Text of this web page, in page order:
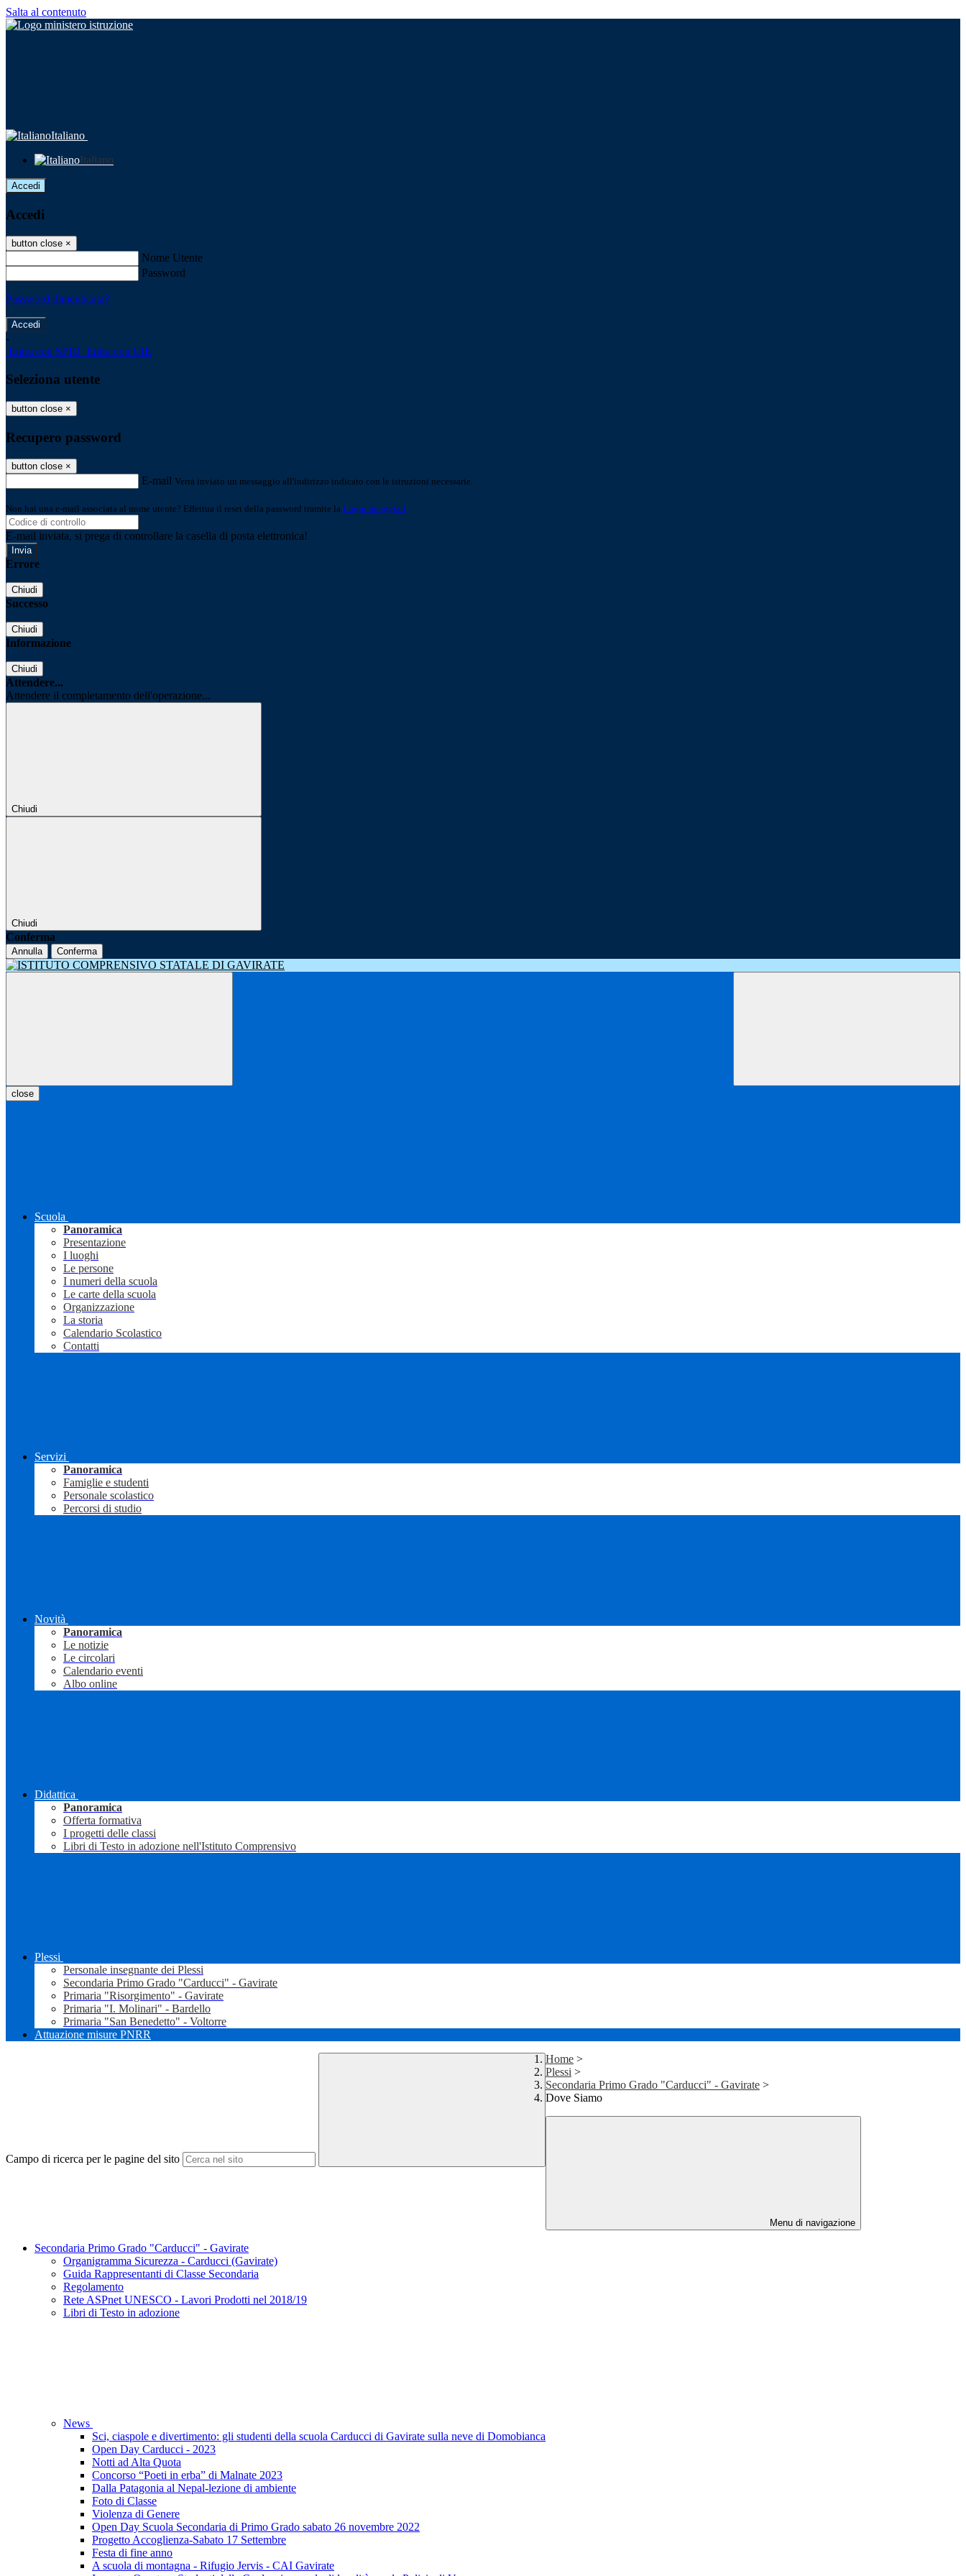
Salta al contenuto
Italiano
Italiano
Accedi
Accedi
button close ×
Nome Utente
Password
Password dimenticata?
-
Entra con SPID Entra con CIE
Seleziona utente
button close ×
Recupero password
button close ×
E-mail Verrà inviato un messaggio all'indirizzo indicato con le istruzioni necessarie.
Non hai una e-mail associata al nome utente? Effettua il reset della password tramite la Login Spaggiari
E-mail inviata, si prega di controllare la casella di posta elettronica!
Errore
Chiudi
Successo
Chiudi
Informazione
Chiudi
Attendere...
Attendere il completamento dell'operazione...
Chiudi
Chiudi
Conferma
Annulla Conferma
close
Scuola
Panoramica
Presentazione
I luoghi
Le persone
I numeri della scuola
Le carte della scuola
Organizzazione
La storia
Calendario Scolastico
Contatti
Servizi
Panoramica
Famiglie e studenti
Personale scolastico
Percorsi di studio
Novità
Panoramica
Le notizie
Le circolari
Calendario eventi
Albo online
Didattica
Panoramica
Offerta formativa
I progetti delle classi
Libri di Testo in adozione nell'Istituto Comprensivo
Plessi
Personale insegnante dei Plessi
Secondaria Primo Grado "Carducci" - Gavirate
Primaria "Risorgimento" - Gavirate
Primaria "I. Molinari" - Bardello
Primaria "San Benedetto" - Voltorre
Attuazione misure PNRR
Campo di ricerca per le pagine del sito
Home >
Plessi >
Secondaria Primo Grado "Carducci" - Gavirate >
Dove Siamo
Menu di navigazione
Secondaria Primo Grado "Carducci" - Gavirate
Organigramma Sicurezza - Carducci (Gavirate)
Guida Rappresentanti di Classe Secondaria
Regolamento
Rete ASPnet UNESCO - Lavori Prodotti nel 2018/19
Libri di Testo in adozione
News
Sci, ciaspole e divertimento: gli studenti della scuola Carducci di Gavirate sulla neve di Domobianca
Open Day Carducci - 2023
Notti ad Alta Quota
Concorso “Poeti in erba” di Malnate 2023
Dalla Patagonia al Nepal-lezione di ambiente
Foto di Classe
Violenza di Genere
Open Day Scuola Secondaria di Primo Grado sabato 26 novembre 2022
Progetto Accoglienza-Sabato 17 Settembre
Festa di fine anno
A scuola di montagna - Rifugio Jervis - CAI Gavirate